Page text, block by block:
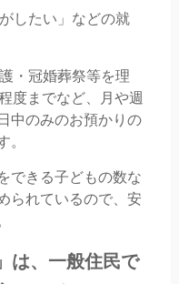
したい」などの就
・冠婚葬祭等を理
度までなど、月や週
中のみのお預かりの
できる子どもの数な
られているので、安
は、一般住民で